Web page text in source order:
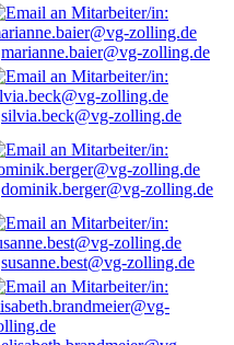
marianne.baier@vg-zolling.de
silvia.beck@vg-zolling.de
dominik.berger@vg-zolling.de
susanne.best@vg-zolling.de